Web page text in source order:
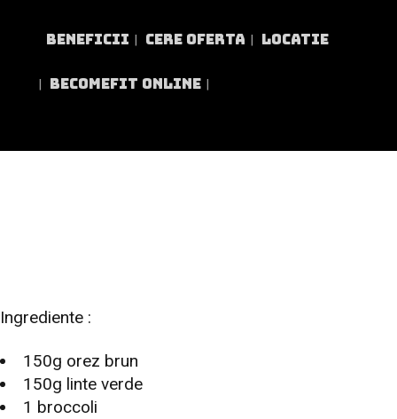
BENEFICII CERE OFERTA LOCATIE
BECOMEFIT ONLINE
Ingrediente :
150g orez brun
150g linte verde
1 broccoli